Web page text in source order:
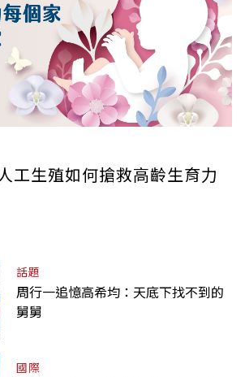
工生殖如何搶救高齡生育力
話題
周行一追憶高希均：天底下找不到的
舅舅
國際